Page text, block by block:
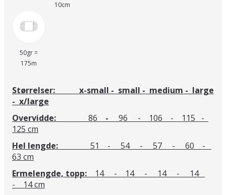
10cm
50gr =
175m
Størrelser: x-small - small - medium - large
- x/large
Overvidde: 86 -
96 - 106 - 115 -
125 cm
Hel lengde: 51 - 54 - 57 - 60 -
63 cm
Ermelengde, topp:
14 - 14 - 14 - 14
- 14 cm